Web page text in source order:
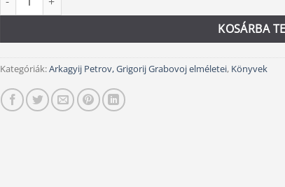
KOSÁRBA
Kategóriák:Arkagyij Petrov, Grigorij Grabovoj elméletei, Könyvek